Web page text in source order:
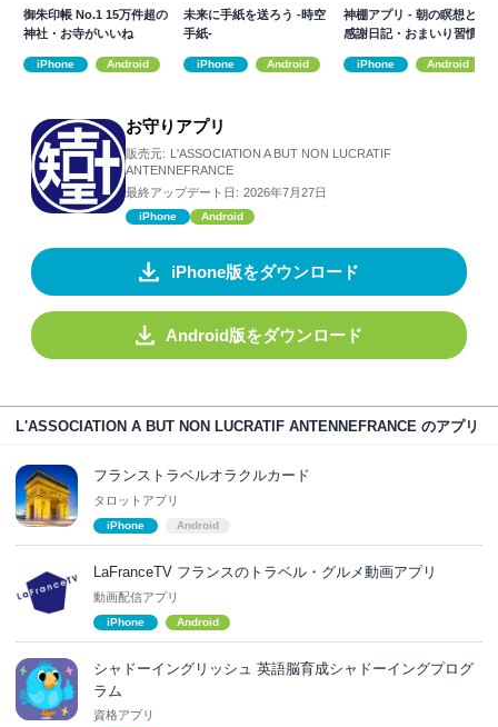
御朱印帳 No.1 15万件超の
神社・お寺がいいね
iPhone Android
未来に手紙を送ろう -時空
手紙-
iPhone Android
神棚アプリ - 朝の瞑想と
感謝日記・おまいり習慣
iPhone Android
お守りアプリ
販売元:
L'ASSOCIATION A BUT NON LUCRATIF
ANTENNEFRANCE
最終アップデート日: 2026年7月27日
iPhone Android
iPhone版をダウンロード
Android版をダウンロード
L'ASSOCIATION A BUT NON LUCRATIF ANTENNEFRANCE のアプリ
フランストラベルオラクルカード
タロットアプリ
iPhone Android
LaFranceTV フランスのトラベル・グルメ動画アプリ
動画配信アプリ
iPhone Android
シャドーイングリッシュ 英語脳育成シャドーイングプログ
ラム
資格アプリ